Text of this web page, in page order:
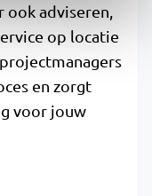
adviseren,
op locatie
en zorgt
voor jouw